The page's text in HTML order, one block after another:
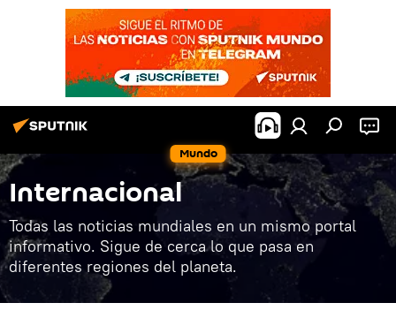
Mundo
Internacional
Todas las noticias mundiales en un mismo portal
informativo. Sigue de cerca lo que pasa en
diferentes regiones del planeta.